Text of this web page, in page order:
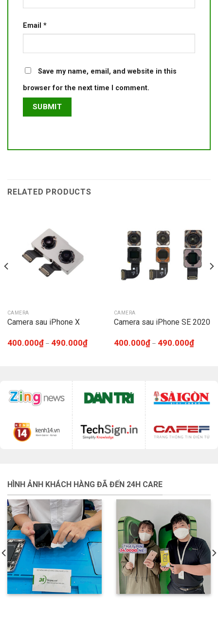
Email *
Save my name, email, and website in this
browser for the next time I comment.
RELATED PRODUCTS
CAMERA
Camera sau iPhone X
400.000₫– 490.000₫
CAMERA
Camera sau iPhone SE 2020
400.000₫– 490.000₫
HÌNH ẢNH KHÁCH HÀNG ĐÃ ĐẾN 24H CARE